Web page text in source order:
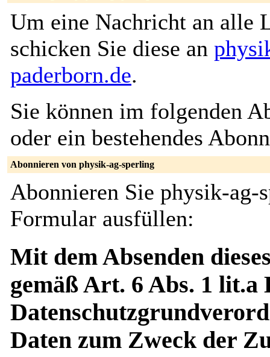
Um eine Nachricht an alle
schicken Sie diese an
paderborn.de.
Sie können im folgenden
oder ein bestehendes
Abonnieren von physik-ag-sperling
Abonnieren Sie physik-ag-
Formular ausfüllen:
Mit dem Absenden
gemäß Art. 6 Abs. 1 lit.a
Daten zum Zweck der